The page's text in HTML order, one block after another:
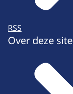
RSS
Over deze site